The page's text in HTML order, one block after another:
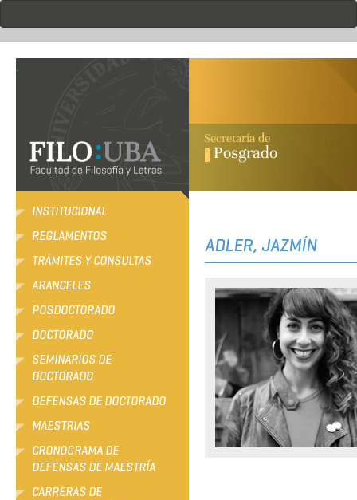
al
contenido
principal
.
INSTITUCIONAL
REGLAMENTOS
TRÁMITES Y CONSULTAS
ARANCELES
POSDOCTORADO
DOCTORADO
SEMINARIOS DE
DOCTORADO
DEFENSAS DE DOCTORADO
MAESTRIAS
CRONOGRAMA DE
DEFENSAS DE MAESTRÍA
CARRERAS DE
ADLER, JAZMÍN